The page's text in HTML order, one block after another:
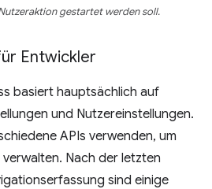
gestartet werden soll.
Entwickler
basiert hauptsächlich auf
und Nutzereinstellungen.
APIs verwenden, um
Nach der letzten
sind einige